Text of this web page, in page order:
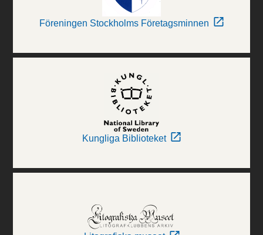
Föreningen Stockholms Företagsminnen
Kungliga Biblioteket